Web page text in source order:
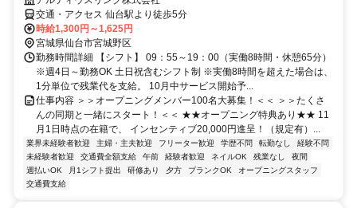
交通・アクセス 仙台駅より徒歩5分
時給1,300円～1,625円
宮城県仙台市宮城野区
勤務時間詳細 【シフト】 09：55～19：00（実働8時間・休憩65分）
※週4日～勤務OK 土日祝含むシフト制 ※実働8時間を超えた場合は、
1分単位で残業代を支給。 10月中サービス開始予...
仕事内容 ＞＞オープニングメンバー100名大募集！＜＜ ＞＞たくさ
んの同期と一緒にスタート！＜＜ ★★オープニング特典あり★★ 11
月1日時点の在籍で、 インセンティブ20,000円進呈！（規定有）...
業界未経験者歓迎 主婦・主夫歓迎 フリーター歓迎 学歴不問 転勤なし
経験不問
未経験者歓迎
交通費全額支給 午前 経験者歓迎 ネイルOK 残業なし
夜間
週払いOK
月1シフト提出 研修あり 夕方 ブランクOK
オープニングスタッフ
交通費支給